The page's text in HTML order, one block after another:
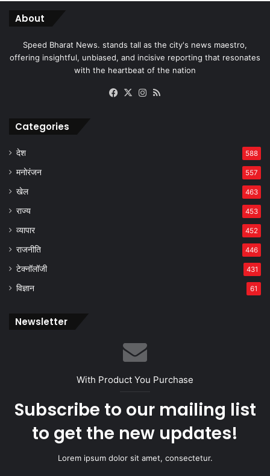
About
Speed Bharat News. stands tall as the city's news maestro,
offering insightful, unbiased, and incisive reporting that resonates
with the heartbeat of the nation
Facebook
X Instagram
Categories
देश 588
मनोरंजन 557
खेल 463
राज्य 453
व्यापार 452
राजनीति 446
टेक्नॉलॉजी 431
विज्ञान 61
Newsletter
With Product You Purchase
Subscribe to our mailing list
to get the new updates!
Lorem ipsum dolor sit amet, consectetur.